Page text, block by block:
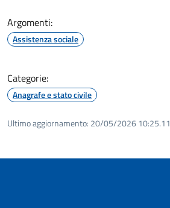
Argomenti:
Assistenza sociale
Categorie:
Anagrafe e stato civile
Ultimo aggiornamento: 20/05/2026 10:25.11